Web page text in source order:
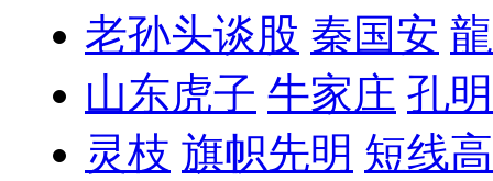
老孙头谈股 秦国安
山东虎子 牛家庄 孔
灵枝 旗帜先明 短线